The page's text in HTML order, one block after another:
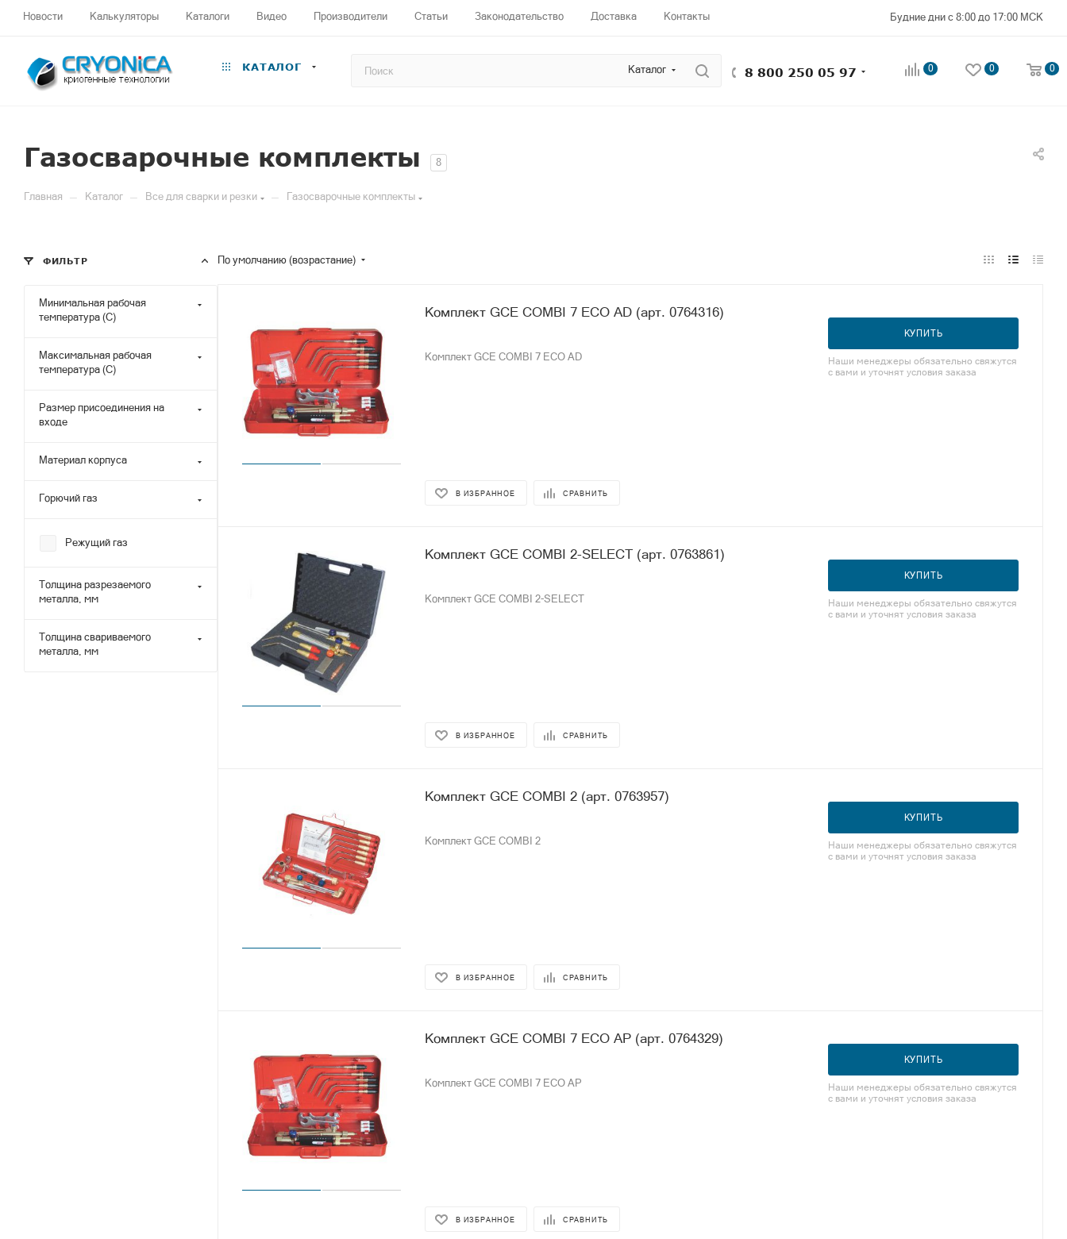
Новости Калькуляторы Каталоги Видео Производители Статьи Законодательство Доставка Контакты Будние дни с 8:00 до 17:00 МСК
КАТАЛОГ Каталог 8 800 250 05 97 0 0 0
Газосварочные комплекты 8
Главная — Каталог — Все для сварки и резки — Газосварочные комплекты
По умолчанию (возрастание)
Комплект GCE COMBI 7 ECO AD (арт. 0764316)
Комплект GCE COMBI 7 ECO AD
В ИЗБРАННОЕ СРАВНИТЬ
КУПИТЬ
Наши менеджеры обязательно свяжутся
с вами и уточнят условия заказа
Комплект GCE COMBI 2-SELECT (арт. 0763861)
Комплект GCE COMBI 2-SELECT
В ИЗБРАННОЕ СРАВНИТЬ
КУПИТЬ
Наши менеджеры обязательно свяжутся
с вами и уточнят условия заказа
Комплект GCE COMBI 2 (арт. 0763957)
Комплект GCE COMBI 2
В ИЗБРАННОЕ СРАВНИТЬ
КУПИТЬ
Наши менеджеры обязательно свяжутся
с вами и уточнят условия заказа
Комплект GCE COMBI 7 ECO AP (арт. 0764329)
Комплект GCE COMBI 7 ECO AP
В ИЗБРАННОЕ СРАВНИТЬ
КУПИТЬ
Наши менеджеры обязательно свяжутся
с вами и уточнят условия заказа
ФИЛЬТР
Минимальная рабочая
температура (С)
Максимальная рабочая
температура (С)
Размер присоединения на
входе
Материал корпуса
Горючий газ
Режущий газ
Толщина разрезаемого
металла, мм
Толщина свариваемого
металла, мм